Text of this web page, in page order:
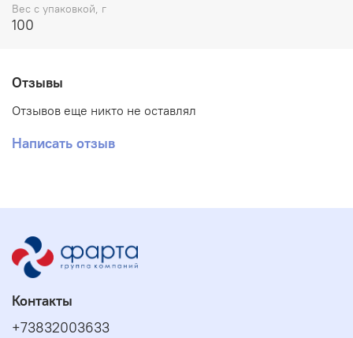
Вес с упаковкой, г
100
Отзывы
Отзывов еще никто не оставлял
Написать отзыв
Контакты
+73832003633